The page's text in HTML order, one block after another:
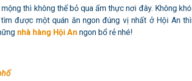
thì không thể bỏ qua ẩm thực nơi đây. Không khó
được một quán ăn ngon đúng vị nhất ở Hội An thì
nhà hàng Hội An ngon bổ rẻ nhé!